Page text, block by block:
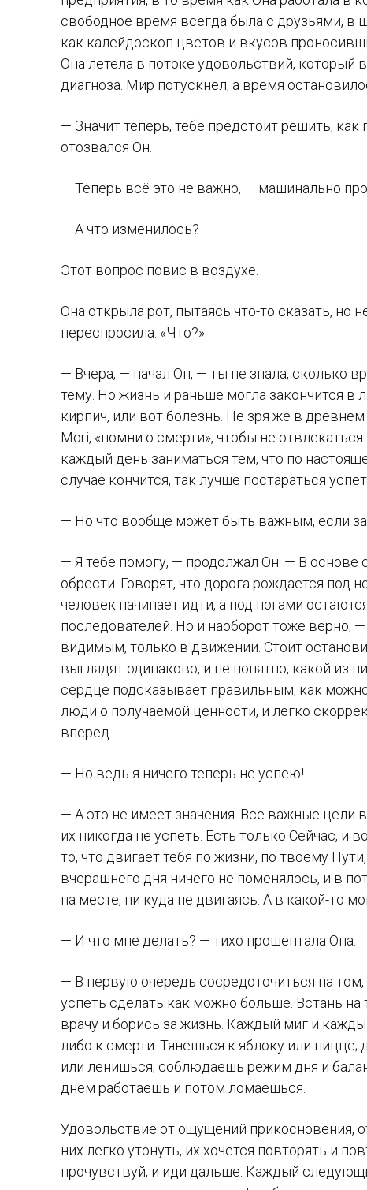
свободное время всегда была с друзьями, в
как калейдоскоп цветов и вкусов
Она летела в потоке удовольствий, который
диагноза. Мир потускнел, а время
— Значит теперь, тебе предстоит решить,
отозвался Он.
— Теперь всё это не важно, — машинально
— А что изменилось?
Этот вопрос повис в воздухе.
Она открыла рот, пытаясь что-то сказать, но
переспросила: «Что?».
— Вчера, — начал Он, — ты не знала, сколько
тему. Но жизнь и раньше могла закончится
кирпич, или вот болезнь. Не зря же в
Mori, «помни о смерти», чтобы не
каждый день заниматься тем, что по
случае кончится, так лучше постараться
— Но что вообще может быть важным, если
— Я тебе помогу, — продолжал Он. — В
обрести. Говорят, что дорога рождается под
человек начинает идти, а под ногами
последователей. Но и наоборот тоже верно,
видимым, только в движении. Стоит
выглядят одинаково, и не понятно, какой из
сердце подсказывает правильным, как
люди о получаемой ценности, и легко
вперед.
— Но ведь я ничего теперь не успею!
— А это не имеет значения. Все важные цели
их никогда не успеть. Есть только Сейчас, и
то, что двигает тебя по жизни, по твоему
вчерашнего дня ничего не поменялось, и в
на месте, ни куда не двигаясь. А в какой-то
— И что мне делать? — тихо прошептала Она.
— В первую очередь сосредоточиться на
успеть сделать как можно больше. Встань
врачу и борись за жизнь. Каждый миг и
либо к смерти. Тянешься к яблоку или
или ленишься; соблюдаешь режим дня и
днем работаешь и потом ломаешься.
Удовольствие от ощущений прикосновения,
них легко утонуть, их хочется повторять и
прочувствуй, и иди дальше. Каждый